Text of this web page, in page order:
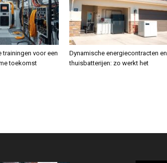
trainingen voor een
toekomst
Dynamische energiecontracten en
thuisbatterijen: zo werkt het